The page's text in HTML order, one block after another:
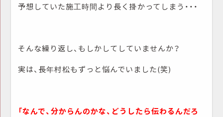
予想していた施工時間より長く掛かってしまう・・・
そんな繰り返し、もしかしてしていませんか？
実は、長年村松もずっと悩んでいました(笑)
「なんで、分からんのかな、どうしたら伝わるんだろ